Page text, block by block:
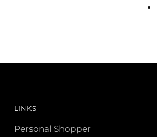
LINKS
Personal Shopper